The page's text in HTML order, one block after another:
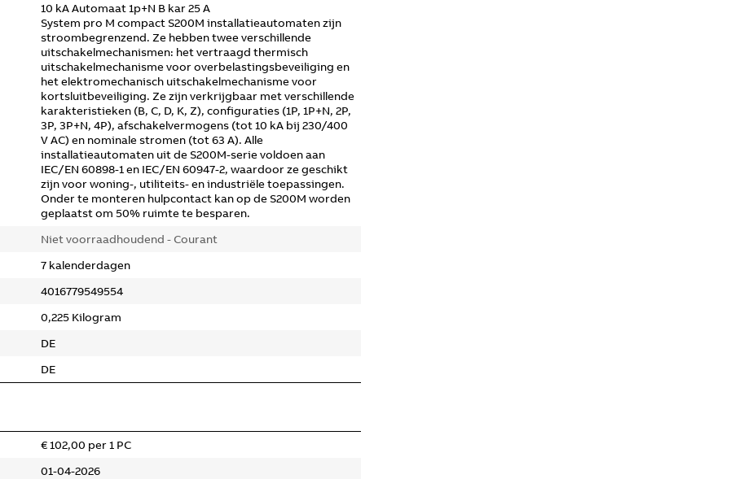
10 kA Automaat 1p+N B kar 25 A
System pro M compact S200M installatieautomaten zijn
stroombegrenzend. Ze hebben twee verschillende
uitschakelmechanismen: het vertraagd thermisch
uitschakelmechanisme voor overbelastingsbeveiliging en
het elektromechanisch uitschakelmechanisme voor
kortsluitbeveiliging. Ze zijn verkrijgbaar met verschillende
karakteristieken (B, C, D, K, Z), configuraties (1P, 1P+N, 2P,
3P, 3P+N, 4P), afschakelvermogens (tot 10 kA bij 230/400
V AC) en nominale stromen (tot 63 A). Alle
installatieautomaten uit de S200M-serie voldoen aan
IEC/EN 60898-1 en IEC/EN 60947-2, waardoor ze geschikt
zijn voor woning-, utiliteits- en industriële toepassingen.
Onder te monteren hulpcontact kan op de S200M worden
geplaatst om 50% ruimte te besparen.
Niet voorraadhoudend - Courant
7 kalenderdagen
4016779549554
0,225 Kilogram
DE
DE
€ 102,00 per 1 PC
01-04-2026